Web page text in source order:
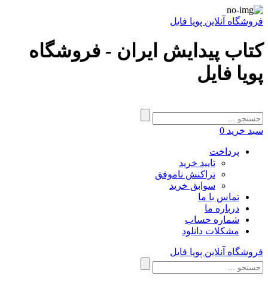
فروشگاه آنلاین پویا فایل
کتاب پیدایش ایران - فروشگاه
پویا فایل
سبد خرید 0
پرداخت
تایید خرید
تراکنش ناموفق
سوابق خرید
تماس با ما
درباره ما
شماره حساب
مشکلات دانلود
فروشگاه آنلاین پویا فایل